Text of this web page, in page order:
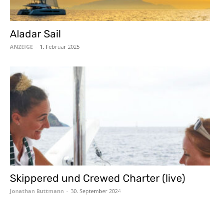
Aladar Sail
ANZEIGE - 1. Februar 2025
Skippered und Crewed Charter (live)
Jonathan Buttmann - 30. September 2024